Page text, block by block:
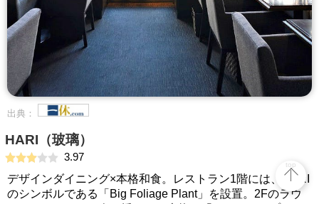
出典：
HARI（玻璃）
3.97
デザインダイニング×本格和食。レストラン1階には、HARI
のシンボルである「Big Foliage Plant」を設置。2Fのラウ
top